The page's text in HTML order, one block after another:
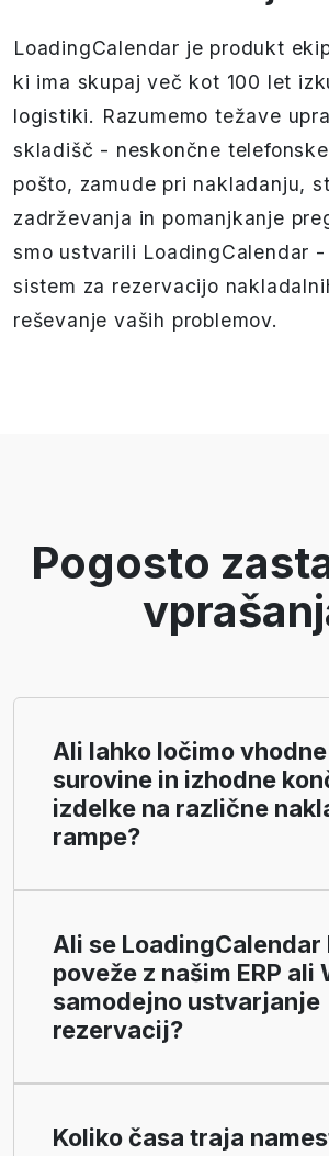
LoadingCalendar je produkt
ki ima skupaj več kot 100 let
logistiki. Razumemo težave
skladišč - neskončne
pošto, zamude pri nakladanju,
zadrževanja in pomanjkanje
smo ustvarili LoadingCalendar
sistem za rezervacijo
reševanje vaših problemov.
Pogosto
Ali lahko ločimo vhodne
surovine in izhodne
izdelke na različne
rampe?
Ali se LoadingCalendar
poveže z našim ERP ali
samodejno ustvarjanje
rezervacij?
Koliko časa traja